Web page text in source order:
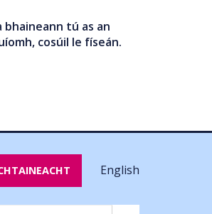
bhaineann tú as an
cosúil le físeán.
English